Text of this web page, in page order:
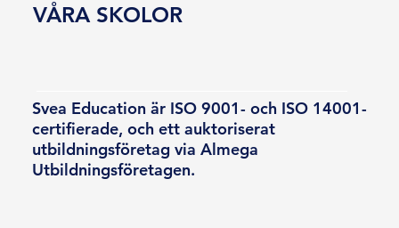
Svea Education är ISO 9001- och ISO 14001-
certifierade, och ett auktoriserat
utbildningsföretag via Almega
Utbildningsföretagen.
VÅRA SKOLOR